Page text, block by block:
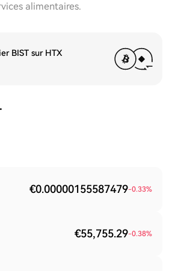
alimentaires.
BIST sur HTX
€0.00000155587479-0.33%
€55,755.29-0.38%